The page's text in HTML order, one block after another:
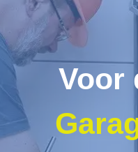
Voor